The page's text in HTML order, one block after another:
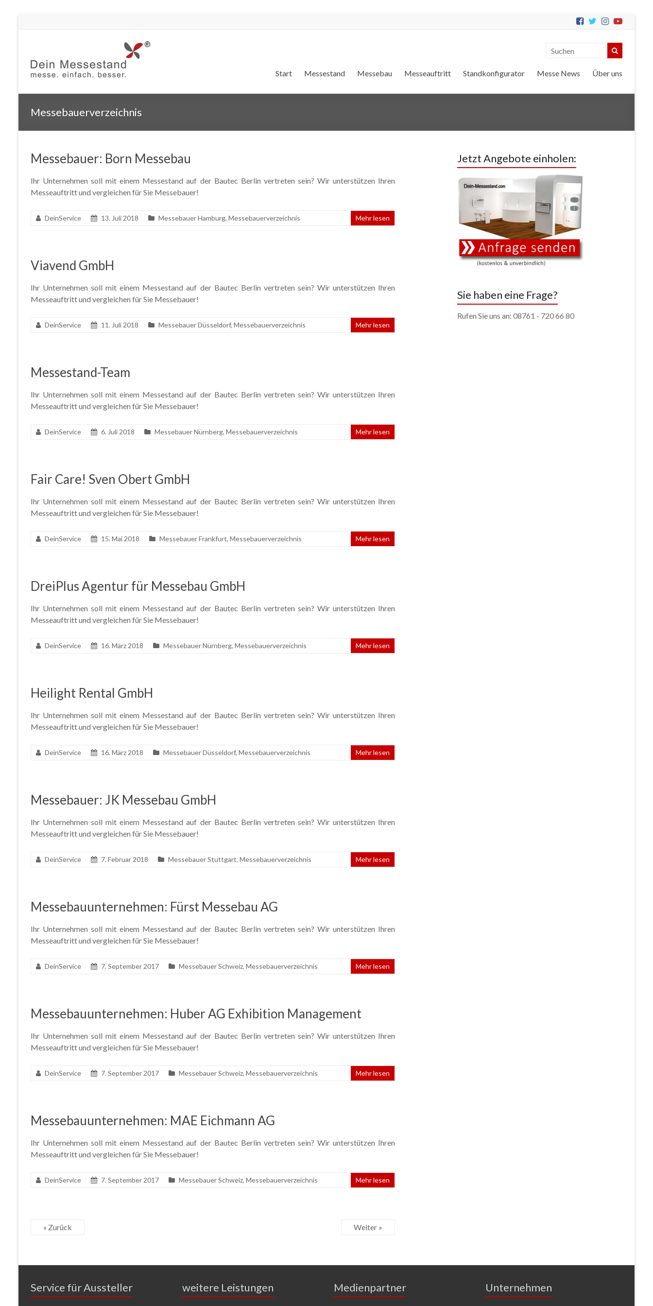
Start Messestand Messebau Messeauftritt Standkonfigurator Messe News Über uns
Messebauerverzeichnis
Messebauer: Born Messebau
Ihr Unternehmen soll mit einem Messestand auf der Bautec Berlin vertreten sein? Wir unterstützen Ihren
Messeauftritt und vergleichen für Sie Messebauer!
DeinService 13. Juli 2018 Messebauer Hamburg, Messebauerverzeichnis Mehr lesen
Viavend GmbH
Ihr Unternehmen soll mit einem Messestand auf der Bautec Berlin vertreten sein? Wir unterstützen Ihren
Messeauftritt und vergleichen für Sie Messebauer!
DeinService 11. Juli 2018 Messebauer Düsseldorf, Messebauerverzeichnis Mehr lesen
Messestand-Team
Ihr Unternehmen soll mit einem Messestand auf der Bautec Berlin vertreten sein? Wir unterstützen Ihren
Messeauftritt und vergleichen für Sie Messebauer!
DeinService 6. Juli 2018 Messebauer Nürnberg, Messebauerverzeichnis Mehr lesen
Fair Care! Sven Obert GmbH
Ihr Unternehmen soll mit einem Messestand auf der Bautec Berlin vertreten sein? Wir unterstützen Ihren
Messeauftritt und vergleichen für Sie Messebauer!
DeinService 15. Mai 2018 Messebauer Frankfurt, Messebauerverzeichnis Mehr lesen
DreiPlus Agentur für Messebau GmbH
Ihr Unternehmen soll mit einem Messestand auf der Bautec Berlin vertreten sein? Wir unterstützen Ihren
Messeauftritt und vergleichen für Sie Messebauer!
DeinService 16. März 2018 Messebauer Nürnberg, Messebauerverzeichnis Mehr lesen
Heilight Rental GmbH
Ihr Unternehmen soll mit einem Messestand auf der Bautec Berlin vertreten sein? Wir unterstützen Ihren
Messeauftritt und vergleichen für Sie Messebauer!
DeinService 16. März 2018 Messebauer Düsseldorf, Messebauerverzeichnis Mehr lesen
Messebauer: JK Messebau GmbH
Ihr Unternehmen soll mit einem Messestand auf der Bautec Berlin vertreten sein? Wir unterstützen Ihren
Messeauftritt und vergleichen für Sie Messebauer!
DeinService 7. Februar 2018 Messebauer Stuttgart, Messebauerverzeichnis Mehr lesen
Messebauunternehmen: Fürst Messebau AG
Ihr Unternehmen soll mit einem Messestand auf der Bautec Berlin vertreten sein? Wir unterstützen Ihren
Messeauftritt und vergleichen für Sie Messebauer!
DeinService 7. September 2017 Messebauer Schweiz, Messebauerverzeichnis Mehr lesen
Messebauunternehmen: Huber AG Exhibition Management
Ihr Unternehmen soll mit einem Messestand auf der Bautec Berlin vertreten sein? Wir unterstützen Ihren
Messeauftritt und vergleichen für Sie Messebauer!
DeinService 7. September 2017 Messebauer Schweiz, Messebauerverzeichnis Mehr lesen
Messebauunternehmen: MAE Eichmann AG
Ihr Unternehmen soll mit einem Messestand auf der Bautec Berlin vertreten sein? Wir unterstützen Ihren
Messeauftritt und vergleichen für Sie Messebauer!
DeinService 7. September 2017 Messebauer Schweiz, Messebauerverzeichnis Mehr lesen
« Zurück Weiter »
Jetzt Angebote einholen:
Sie haben eine Frage?
Rufen Sie uns an: 08761 - 720 66 80
Service für Aussteller weitere Leistungen Medienpartner Unternehmen